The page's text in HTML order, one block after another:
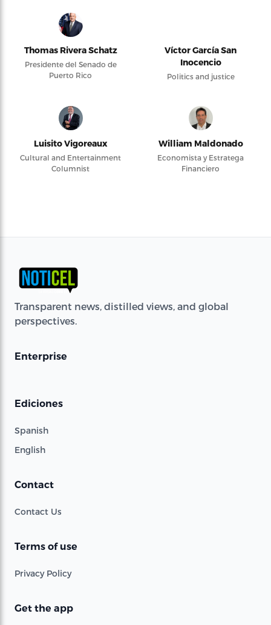
Thomas Rivera Schatz
Presidente del Senado de
Puerto Rico
Víctor García San
Inocencio
Politics and justice
Luisito Vigoreaux
Cultural and Entertainment
Columnist
William Maldonado
Economista y Estratega
Financiero
Transparent news, distilled views, and global
perspectives.
Enterprise
Ediciones
Spanish
English
Contact
Contact Us
Terms of use
Privacy Policy
Get the app